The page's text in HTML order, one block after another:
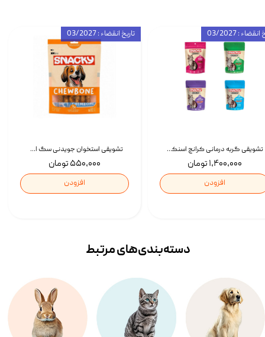
تشویقی استخوان جویدنی سگ اسنکی کرانچی با طعم مرغ Snacky Crunchy Munchy وزن 100 گرم
۵۵۰,۰۰۰ تومان
افزودن
تاریخ انقضاء : 03/2027
تشویقی گربه درمانی کرانچ اسنکی با طعم میکس Snacky Crunch Cat Treats وزن 60 گرم بسته 4 عددی
۱,۴۰۰,۰۰۰ تومان
افزودن
: 03/2027
دسته‌بندی‌‌های مرتبط